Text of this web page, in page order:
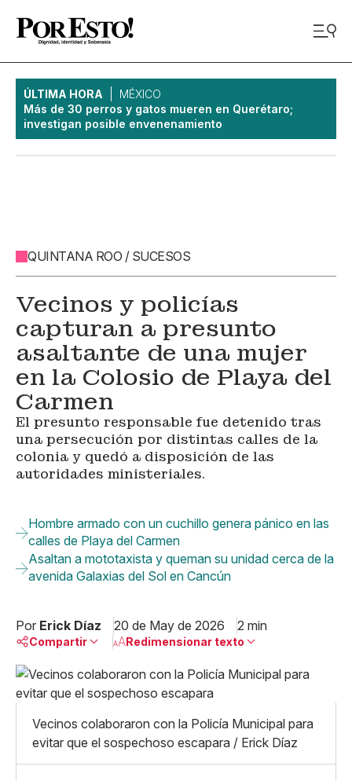
ÚLTIMA HORA
MÉXICO
Más de 30 perros y gatos mueren en Querétaro;
investigan posible envenenamiento
QUINTANA ROO / SUCESOS
Vecinos y policías
capturan a presunto
asaltante de una mujer
en la Colosio de Playa del
Carmen
El presunto responsable fue detenido tras
una persecución por distintas calles de la
colonia y quedó a disposición de las
autoridades ministeriales.
Hombre armado con un cuchillo genera pánico en las
calles de Playa del Carmen
Asaltan a mototaxista y queman su unidad cerca de la
avenida Galaxias del Sol en Cancún
Por Erick Díaz 20 de May de 2026 2 min
Compartir
Linkedin
Facebook
X
Whatsapp
Copiar enlace
Redimensionar texto
Mediano
Grande
Vecinos colaboraron con la Policía Municipal para
evitar que el sospechoso escapara / Erick Díaz